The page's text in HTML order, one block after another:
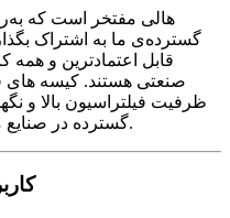
هالی مفتخر است که
گسترده‌ی ما به اشتراک
قابل اعتمادترین و همه
صنعتی هستند. کیسه های
ظرفیت فیلتراسیون بالا و
گسترده در صنایع مختلف مورد استفاده قرار می گیرند.